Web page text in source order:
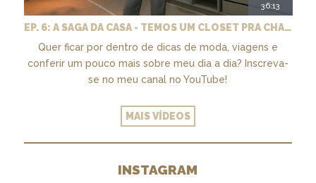
36:13
EP. 6: A SAGA DA CASA - TEMOS UM CLOSET PRA CHAMAR DE NOSSO + MARCENARIA E PAISAGISMO
Quer ficar por dentro de dicas de moda, viagens e
conferir um pouco mais sobre meu dia a dia? Inscreva-
se no meu canal no YouTube!
MAIS VÍDEOS
INSTAGRAM